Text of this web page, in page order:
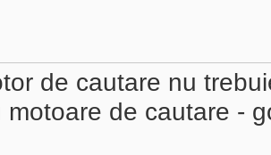
de cautare nu
motoare de cautare -